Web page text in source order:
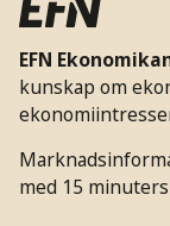
EFN
kunskap om
med 15